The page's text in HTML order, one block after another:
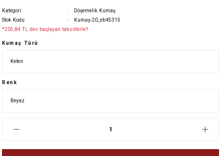
Kategori
Döşemelik Kumaş
Stok Kodu
Kumaş-20_eb45315
*205,84 TL den başlayan taksitlerle!!
Kumaş Türü
Renk